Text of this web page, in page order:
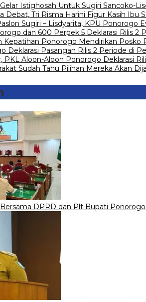
Istighosah Untuk Sugiri Sancoko-
Debat, Tri Risma Harini Figur Kasih Ibu
Sugiri – Lisdyarita, KPU Ponorogo
dan 600 Perpek 5 Deklarasi Rilis 2
Kepatihan Ponorogo Mendirikan Posko
Deklarasi Pasangan Rilis 2 Periode di
PKL Aloon-Aloon Ponorogo Deklarasi
Sudah Tahu Pilihan Mereka Akan
DPRD dan Plt Bupati